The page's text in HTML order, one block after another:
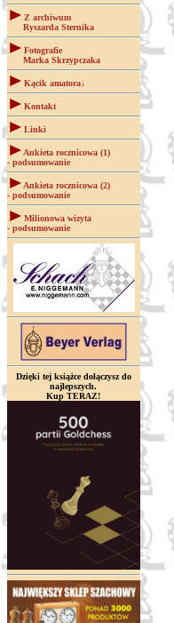
Z archiwum
Ryszarda Sternika
Fotografie
Marka Skrzypczaka
Kącik amatora↓
Kontakt
Linki
Ankieta rocznicowa (1)
- podsumowanie
Ankieta rocznicowa (2)
- podsumowanie
Milionowa wizyta
- podsumowanie
Dzięki tej książce dołączysz do
najlepszych.
Kup TERAZ!